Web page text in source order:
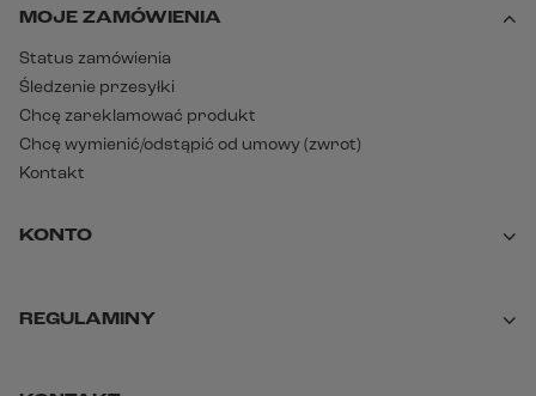
MOJE ZAMÓWIENIA
Status zamówienia
Śledzenie przesyłki
Chcę zareklamować produkt
Chcę wymienić/odstąpić od umowy (zwrot)
Kontakt
KONTO
REGULAMINY